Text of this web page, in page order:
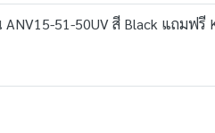
51-50UV สี Black แถมฟรี